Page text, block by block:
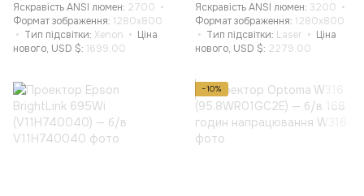
Яскравість ANSI люмен 2700
Формат зображення 1280x800
Тип підсвітки Xenon
Ціна
нового, USD $ 1699.00
Яскравість ANSI люмен 3200
Формат зображення 1280x800
Тип підсвітки Laser
Ціна
нового, USD $ 2279.00
−10%